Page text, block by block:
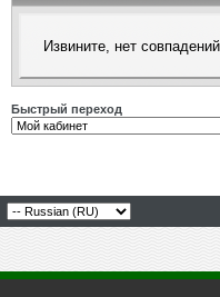
Извините, нет
Быстрый переход